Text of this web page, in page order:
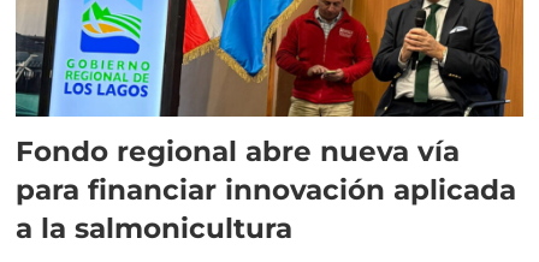
Fondo regional abre nueva vía
para financiar innovación aplicada
a la salmonicultura